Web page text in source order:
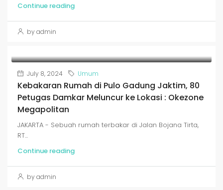
Continue reading
by admin
July 8, 2024 Umum
Kebakaran Rumah di Pulo Gadung Jaktim, 80
Petugas Damkar Meluncur ke Lokasi : Okezone
Megapolitan
JAKARTA - Sebuah rumah terbakar di Jalan Bojana Tirta,
RT...
Continue reading
by admin